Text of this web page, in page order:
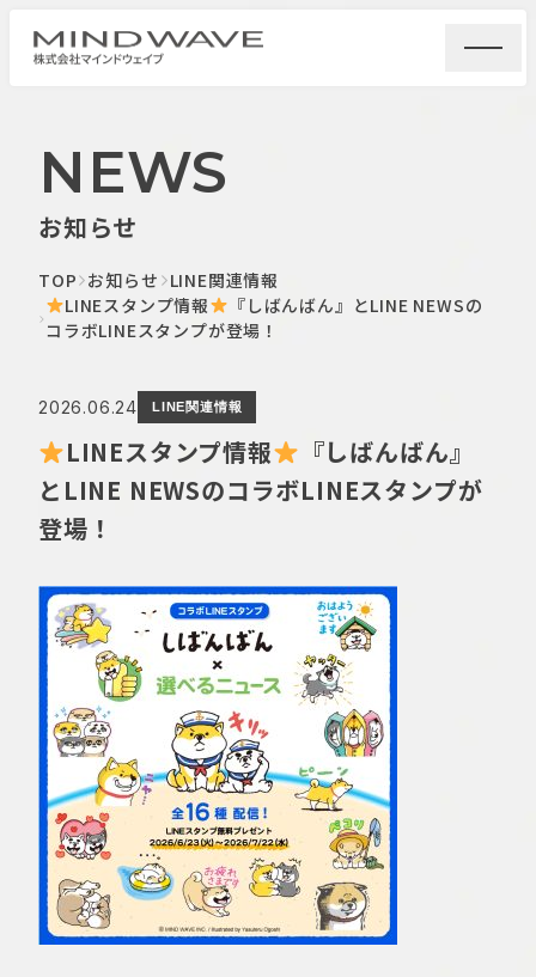
NEWS
お知らせ
TOP お知らせ LINE関連情報
LINEスタンプ情報
『しばんばん』とLINE NEWSの
コラボLINEスタンプが登場！
2026.06.24 LINE関連情報
LINEスタンプ情報
『しばんばん』
とLINE NEWSのコラボLINEスタンプが
登場！